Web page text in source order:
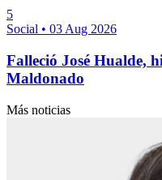
5
Social • 03 Aug 2026
Falleció José Hualde,
Maldonado
Más noticias